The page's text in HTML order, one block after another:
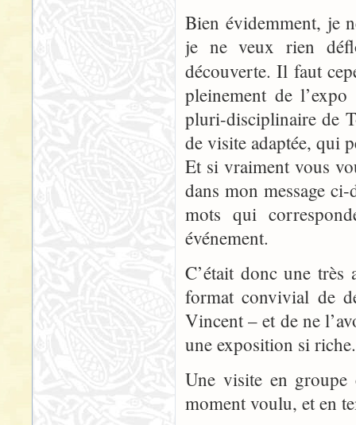
Bien évidemment, je
je ne veux rien
découverte. Il faut
pleinement de
pluri-disciplinaire de
de visite adaptée, qui
Et si vraiment vous
dans mon message
mots qui
événement.
C’était donc une
format convivial de
Vincent – et de ne
une exposition si riche.
Une visite en
moment voulu, et en